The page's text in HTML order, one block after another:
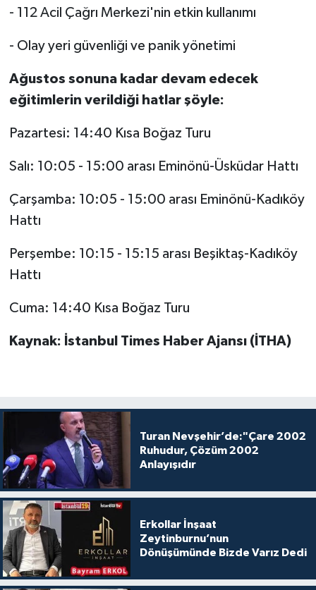
- 112 Acil Çağrı Merkezi'nin etkin kullanımı
- Olay yeri güvenliği ve panik yönetimi
Ağustos sonuna kadar devam edecek
eğitimlerin verildiği hatlar şöyle:
Pazartesi: 14:40 Kısa Boğaz Turu
Salı: 10:05 - 15:00 arası Eminönü-Üsküdar Hattı
Çarşamba: 10:05 - 15:00 arası Eminönü-Kadıköy
Hattı
Perşembe: 10:15 - 15:15 arası Beşiktaş-Kadıköy
Hattı
Cuma: 14:40 Kısa Boğaz Turu
Kaynak: İstanbul Times Haber Ajansı (İTHA)
Turan Nevşehir’de:"Çare 2002
Ruhudur, Çözüm 2002
Anlayışıdır
Erkollar İnşaat
Zeytinburnu’nun
Dönüşümünde Bizde Varız Dedi